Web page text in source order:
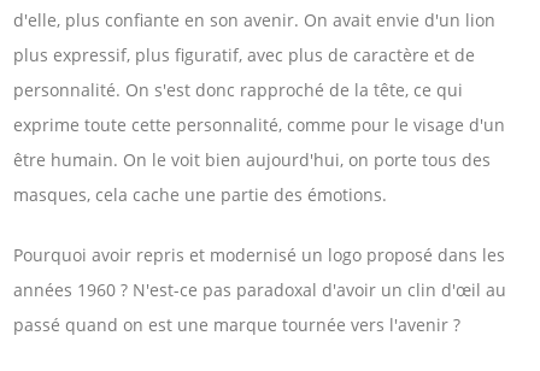
d'elle, plus confiante en son avenir. On avait envie d'un lion
plus expressif, plus figuratif, avec plus de caractère et de
personnalité. On s'est donc rapproché de la tête, ce qui
exprime toute cette personnalité, comme pour le visage d'un
être humain. On le voit bien aujourd'hui, on porte tous des
masques, cela cache une partie des émotions.
Pourquoi avoir repris et modernisé un logo proposé dans les
années 1960 ? N'est-ce pas paradoxal d'avoir un clin d'œil au
passé quand on est une marque tournée vers l'avenir ?